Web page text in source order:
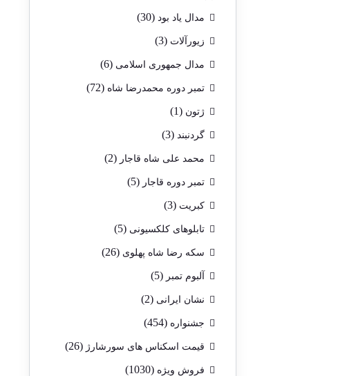
مدال یاد بود (30)
زیورآلات (3)
مدال جمهوری اسلامی (6)
تمبر دوره محمدرضا شاه (72)
ژتون (1)
گردنبند (3)
محمد علی شاه قاجار (2)
تمبر دوره قاجار (5)
کبریت (3)
تابلوهای کلکسیونی (5)
سکه رضا شاه پهلوی (26)
آلبوم تمبر (5)
نشان ایرانی (2)
جشنواره (454)
قیمت اسکناس های سورشارژ (26)
فروش ویژه (1030)